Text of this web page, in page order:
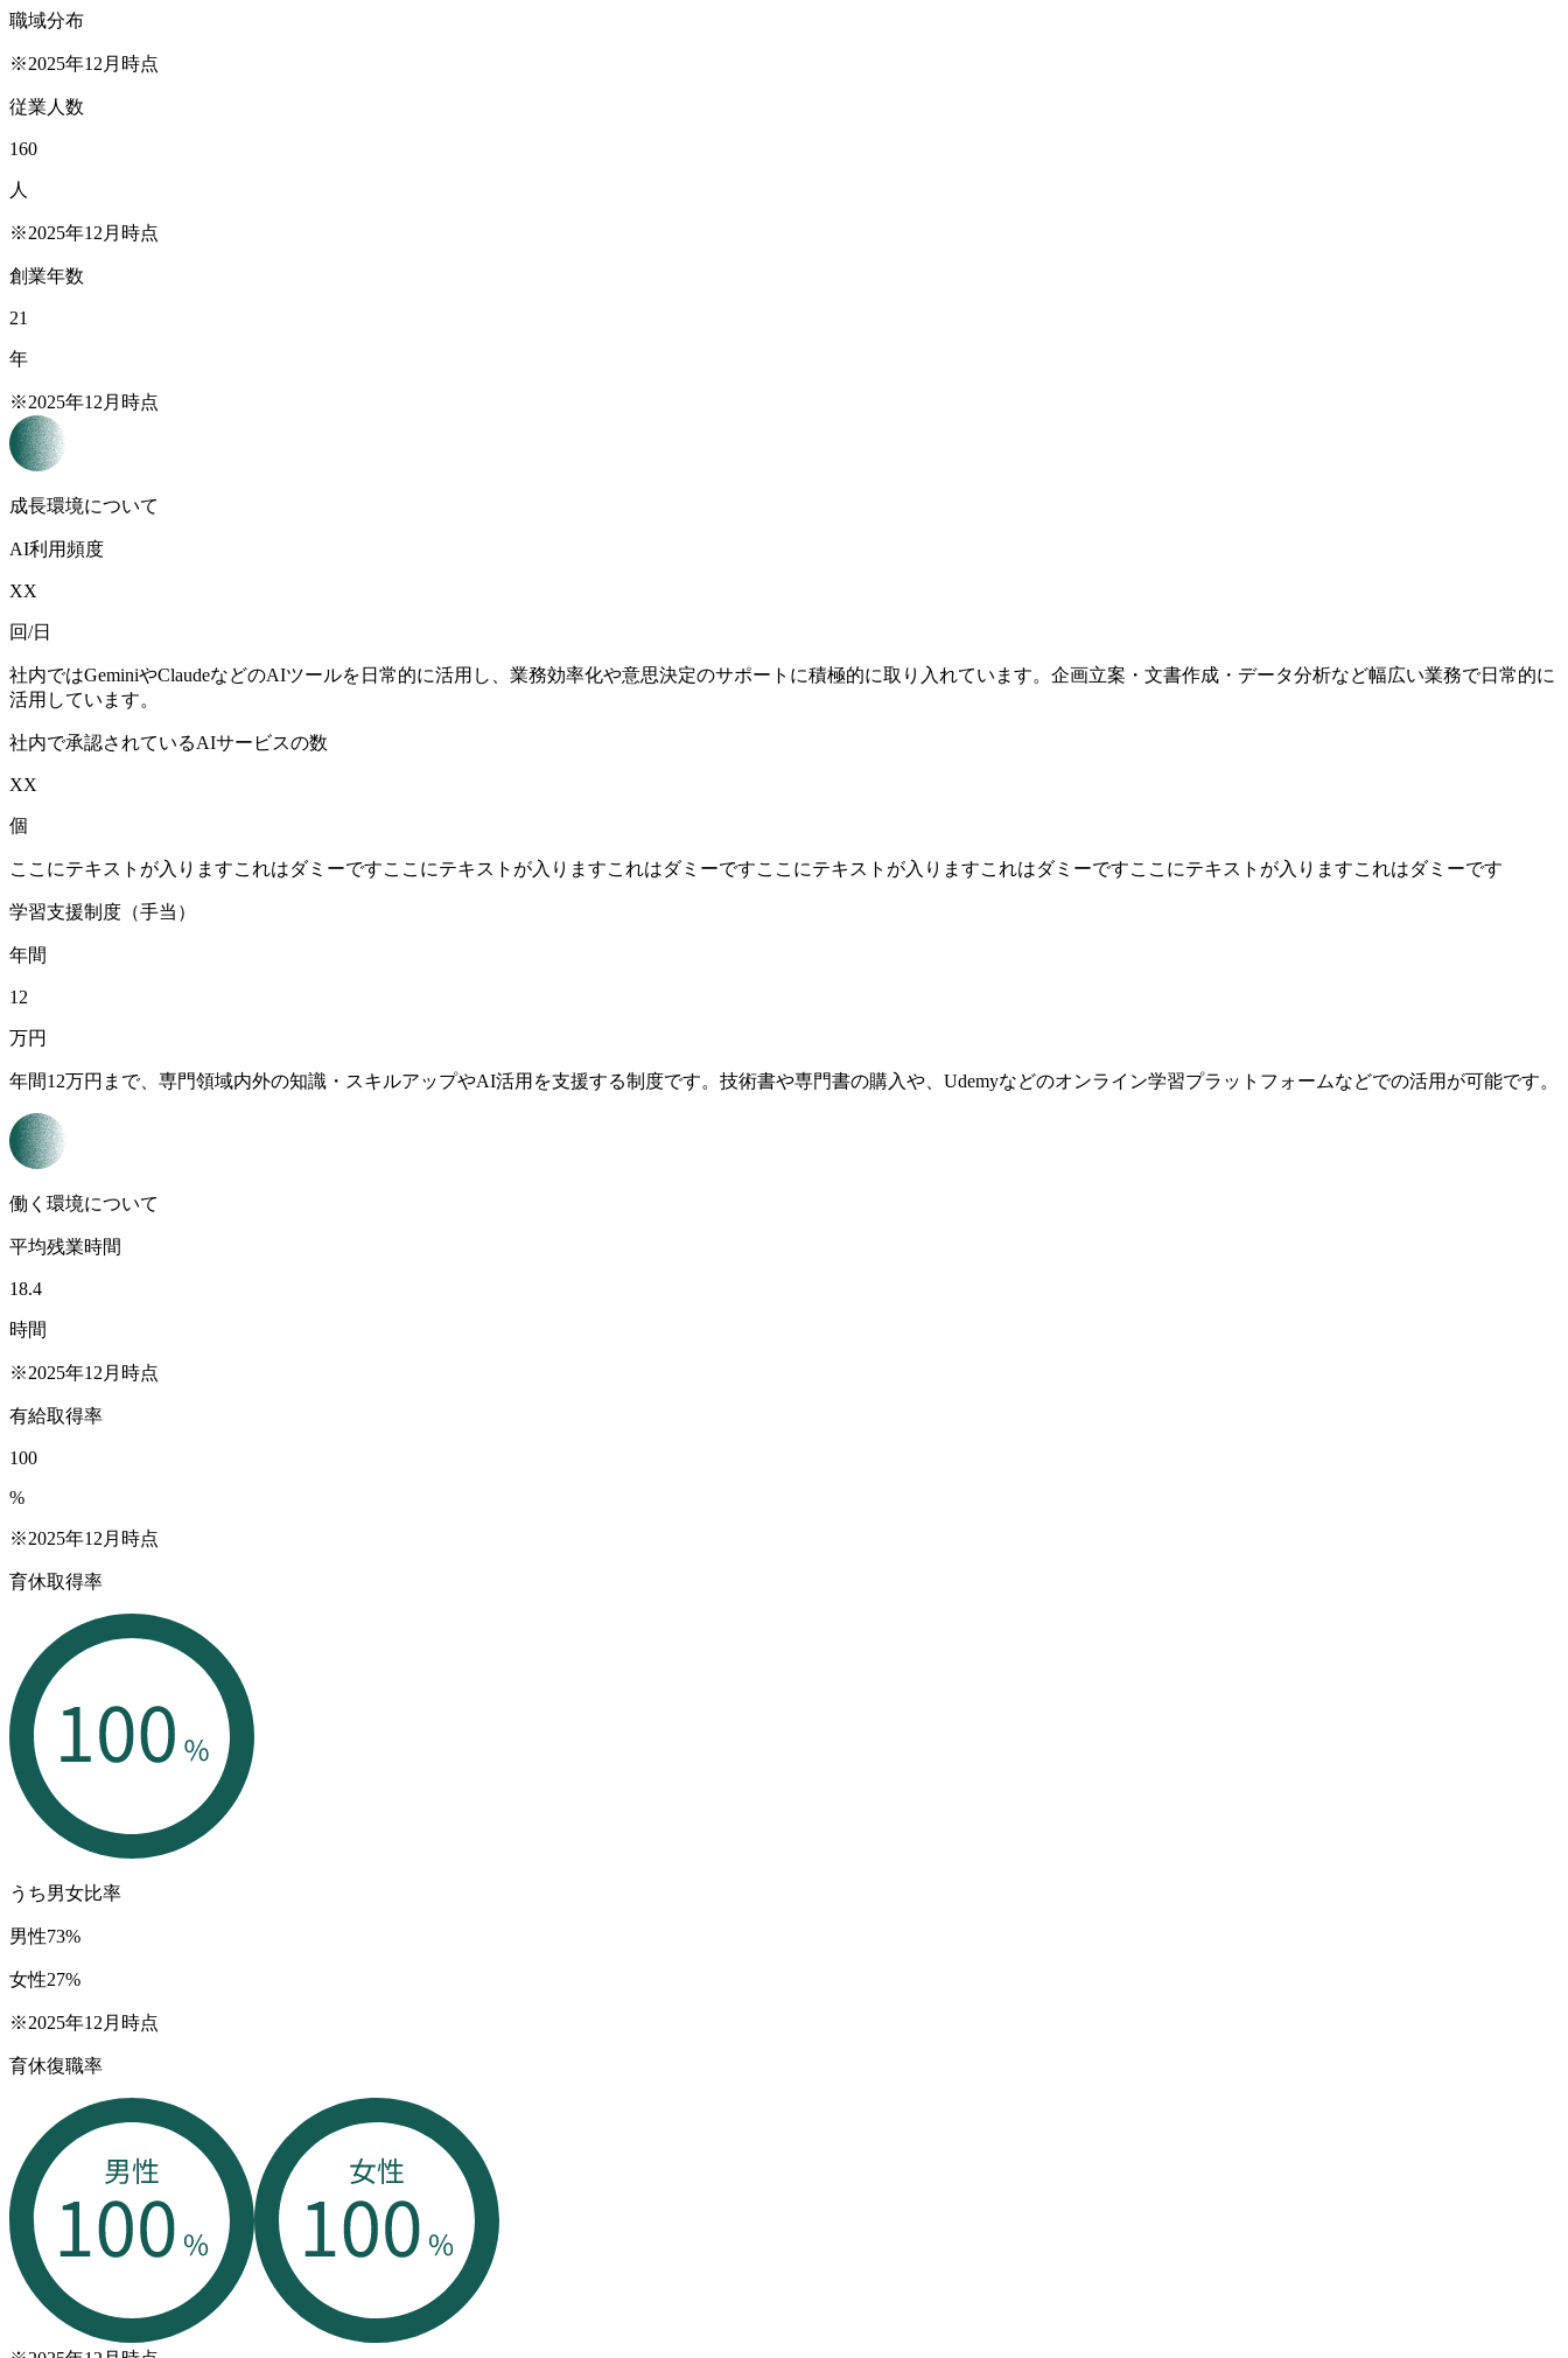
職域分布
※2025年12月時点
従業人数
160
人
※2025年12月時点
創業年数
21
年
※2025年12月時点
成長環境について
AI利用頻度
XX
回/日
社内ではGeminiやClaudeなどのAIツールを日常的に活用し、業務効率化や意思決定のサポートに積極的に取り入れています。企画立案・文書作成・データ分析など幅広い業務で日常的に
活用しています。
社内で承認されているAIサービスの数
XX
個
ここにテキストが入りますこれはダミーですここにテキストが入りますこれはダミーですここにテキストが入りますこれはダミーですここにテキストが入りますこれはダミーです
学習支援制度（手当）
年間
12
万円
年間12万円まで、専門領域内外の知識・スキルアップやAI活用を支援する制度です。技術書や専門書の購入や、Udemyなどのオンライン学習プラットフォームなどでの活用が可能です。
働く環境について
平均残業時間
18.4
時間
※2025年12月時点
有給取得率
100
%
※2025年12月時点
育休取得率
うち男女比率
男性73%
女性27%
※2025年12月時点
育休復職率